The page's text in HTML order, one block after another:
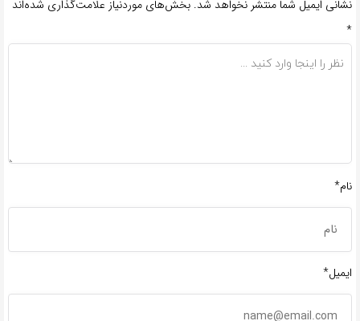
نشانی ایمیل شما منتشر نخواهد شد. بخش‌های موردنیاز علامت‌گذاری شده‌اند
*
نام*
ایمیل*